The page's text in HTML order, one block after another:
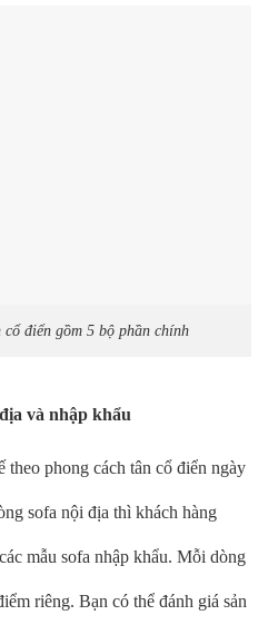
điển gồm 5 bộ phần chính
và nhập khẩu
theo phong cách tân cổ điển ngày
sofa nội địa thì khách hàng
mẫu sofa nhập khẩu. Mỗi dòng
riêng. Bạn có thể đánh giá sản